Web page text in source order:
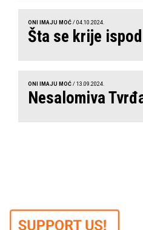
ONI IMAJU MOĆ / 04.10.2024.
Šta se krije
ONI IMAJU MOĆ / 13.09.2024.
Nesalomiva